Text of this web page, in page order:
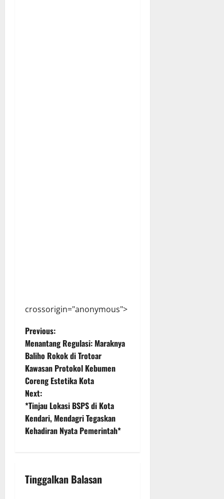
crossorigin="anonymous">
P
o
s
t
n
a
i
Previous:
Menantang Regulasi: Maraknya
Baliho Rokok di Trotoar
Kawasan Protokol Kebumen
Coreng Estetika Kota
Next:
*Tinjau Lokasi BSPS di Kota
Kendari, Mendagri Tegaskan
Kehadiran Nyata Pemerintah*
Tinggalkan Balasan